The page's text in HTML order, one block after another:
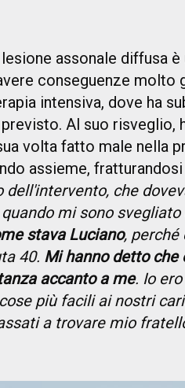
lesione assonale diffusa è
conseguenze molto
intensiva, dove ha
Al suo risveglio,
volta fatto male nella
assieme,
dell'intervento, che
mi sono svegliato
stava Luciano, perché
40. Mi hanno detto che
accanto a me. Io
più facili ai nostri
a trovare mio